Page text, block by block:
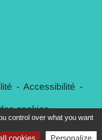
- Accessibilité -
cookies
control over what you want
cookies Personalize